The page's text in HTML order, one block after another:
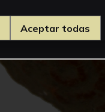
Aceptar todas